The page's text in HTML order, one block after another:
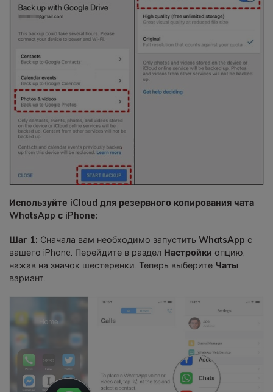
Используйте iCloud для резервного копирования чата
WhatsApp с iPhone:
Шаг 1: Сначала вам необходимо запустить WhatsApp с
вашего iPhone. Перейдите в раздел Настройки опцию,
нажав на значок шестеренки. Теперь выберите Чаты
вариант.